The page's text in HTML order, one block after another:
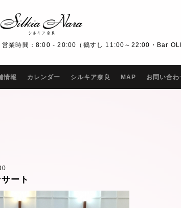
営業時間：8:00 - 20:00（鶴すし 11:00～22:00・Bar
情報 カレンダー シルキア奈良 MAP お問い合わ
ート